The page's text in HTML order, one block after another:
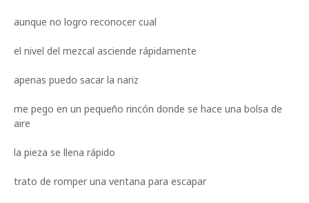
aunque no logro reconocer cual
el nivel del mezcal asciende rápidamente
apenas puedo sacar la nariz
me pego en un pequeño rincón donde se hace una bolsa de
aire
la pieza se llena rápido
trato de romper una ventana para escapar